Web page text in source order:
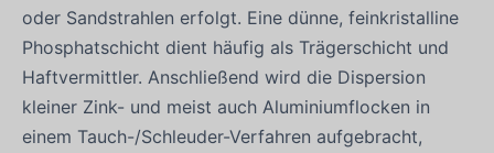
oder Sandstrahlen erfolgt. Eine dünne, feinkristalline
Phosphatschicht dient häufig als Trägerschicht und
Haftvermittler. Anschließend wird die Dispersion
kleiner Zink- und meist auch Aluminiumflocken in
einem Tauch-/Schleuder-Verfahren aufgebracht,